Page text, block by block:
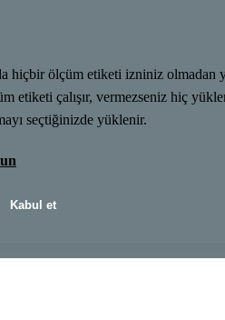
hiçbir ölçüm etiketi izniniz olmadan
etiketi çalışır, vermezseniz hiç
seçtiğinizde yüklenir.
Kabul et